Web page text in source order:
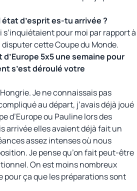
d’esprit es-tu arrivée ?
pour moi par rapport à
disputer cette Coupe du Monde.
5x5 une semaine pour
s’est déroulé votre
Je ne connaissais pas
au départ, j’avais déjà joué
d’Europe ou Pauline lors des
arrivée elles avaient déjà fait un
assez intenses où nous
Je pense qu’on fait peut-être
On est moins nombreux
pour ça que les préparations sont